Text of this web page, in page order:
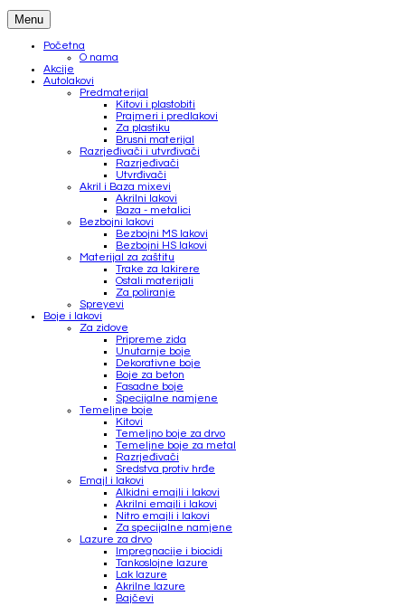
Menu
Početna
O nama
Akcije
Autolakovi
Predmaterijal
Kitovi i plastobiti
Prajmeri i predlakovi
Za plastiku
Brusni materijal
Razrjeđivači i utvrđivači
Razrjeđivači
Utvrđivači
Akril i Baza mixevi
Akrilni lakovi
Baza - metalici
Bezbojni lakovi
Bezbojni MS lakovi
Bezbojni HS lakovi
Materijal za zaštitu
Trake za lakirere
Ostali materijali
Za poliranje
Spreyevi
Boje i lakovi
Za zidove
Pripreme zida
Unutarnje boje
Dekorativne boje
Boje za beton
Fasadne boje
Specijalne namjene
Temeljne boje
Kitovi
Temeljno boje za drvo
Temeljne boje za metal
Razrjeđivači
Sredstva protiv hrđe
Emajl i lakovi
Alkidni emajli i lakovi
Akrilni emajli i lakovi
Nitro emajli i lakovi
Za specijalne namjene
Lazure za drvo
Impregnacije i biocidi
Tankoslojne lazure
Lak lazure
Akrilne lazure
Bajčevi